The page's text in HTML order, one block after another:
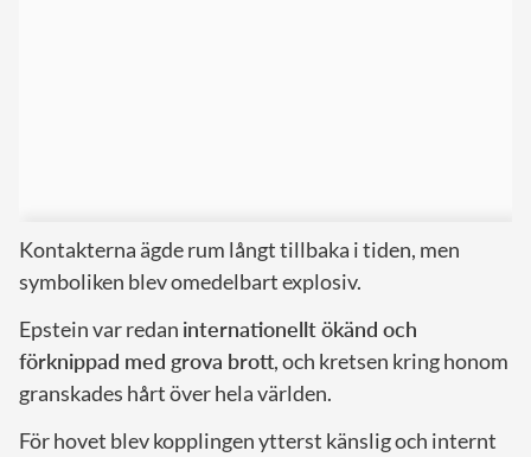
Kontakterna ägde rum långt tillbaka i tiden, men
symboliken blev omedelbart explosiv.
Epstein var redan internationellt ökänd och
förknippad med grova brott, och kretsen kring honom
granskades hårt över hela världen.
För hovet blev kopplingen ytterst känslig och internt